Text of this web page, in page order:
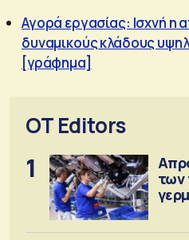
Αγορά εργασίας: Ισχνή η
δυναμικούς κλάδους
[γράφημα]
OT Editors
1
των